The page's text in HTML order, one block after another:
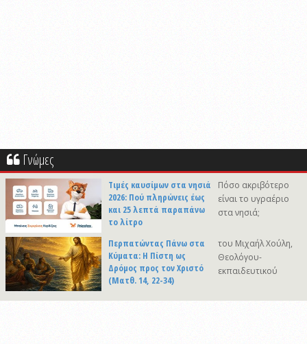
Γνώμες
Τιμές καυσίμων στα νησιά
2026: Πού πληρώνεις έως
και 25 λεπτά παραπάνω
το λίτρο
Πόσο ακριβότερο
είναι το υγραέριο
στα νησιά;
Περπατώντας Πάνω στα
Κύματα: Η Πίστη ως
Δρόμος προς τον Χριστό
(Ματθ. 14, 22-34)
του Μιχαήλ Χούλη,
Θεολόγου-
εκπαιδευτικού